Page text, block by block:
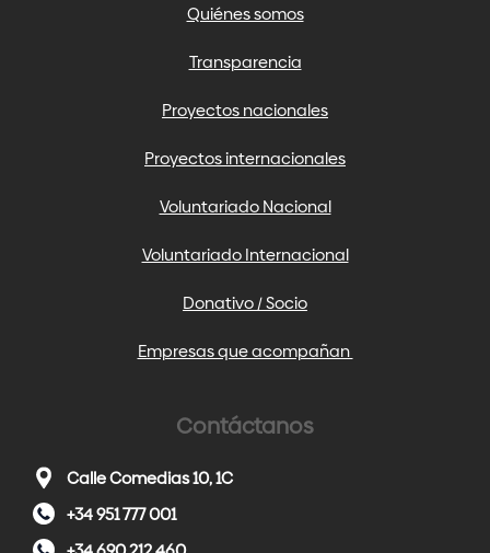
Quiénes somos
Transparencia
Proyectos nacionales
Proyectos internacionales
Voluntariado Nacional
Voluntariado Internacional
Donativo / Socio
Empresas que acompañan
Contáctanos
Calle Comedias 10, 1C
+34 951 777 001